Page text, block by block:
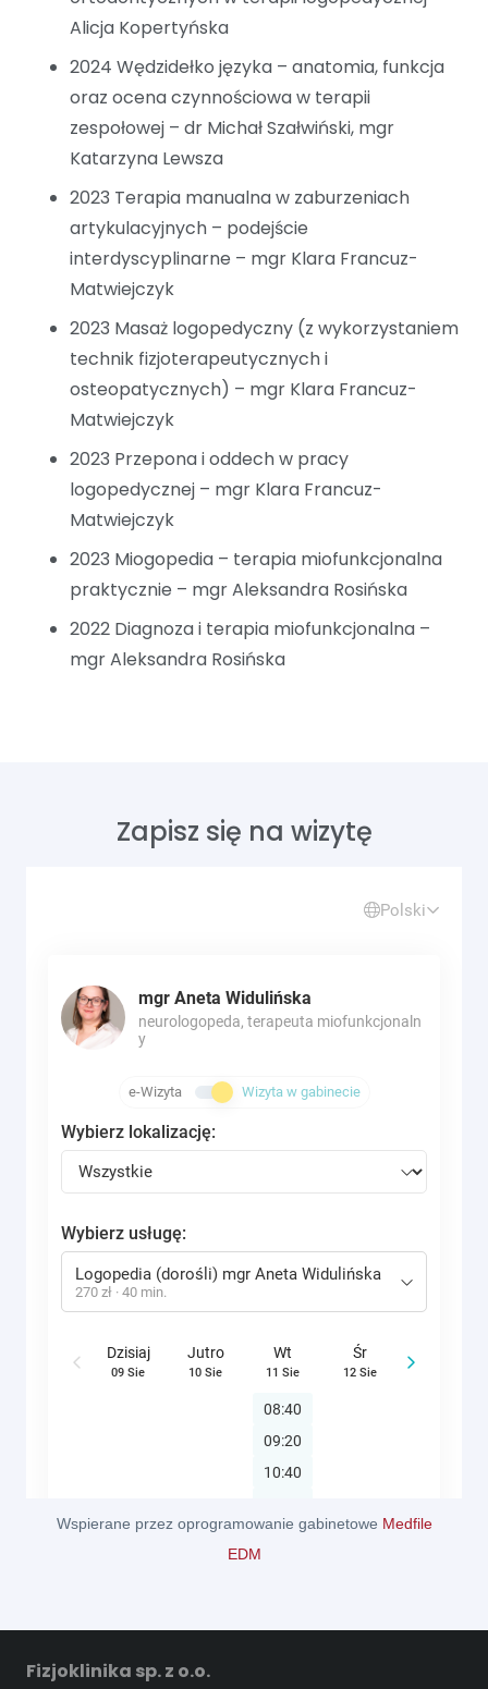
Alicja Kopertyńska
2024 Wędzidełko języka – anatomia, funkcja
oraz ocena czynnościowa w terapii
zespołowej – dr Michał Szałwiński, mgr
Katarzyna Lewsza
2023 Terapia manualna w zaburzeniach
artykulacyjnych – podejście
interdyscyplinarne – mgr Klara Francuz-
Matwiejczyk
2023 Masaż logopedyczny (z wykorzystaniem
technik fizjoterapeutycznych i
osteopatycznych) – mgr Klara Francuz-
Matwiejczyk
2023 Przepona i oddech w pracy
logopedycznej – mgr Klara Francuz-
Matwiejczyk
2023 Miogopedia – terapia miofunkcjonalna
praktycznie – mgr Aleksandra Rosińska
2022 Diagnoza i terapia miofunkcjonalna –
mgr Aleksandra Rosińska
Zapisz się na wizytę
Wspierane przez oprogramowanie gabinetowe Medfile
EDM
Fizjoklinika sp. z o.o.